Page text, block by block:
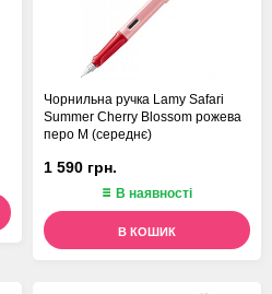
Чорнильна ручка Lamy Safari
Summer Cherry Blossom рожева
перо M (середнє)
1 590 грн.
В наявності
В КОШИК